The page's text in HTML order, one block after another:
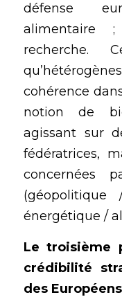
défense
alimentaire
recherche.
cohérence
notion de
agissant sur
fédératrices,
concernées
(géopolitique
énergétique /
Le troisième
crédibilité
des